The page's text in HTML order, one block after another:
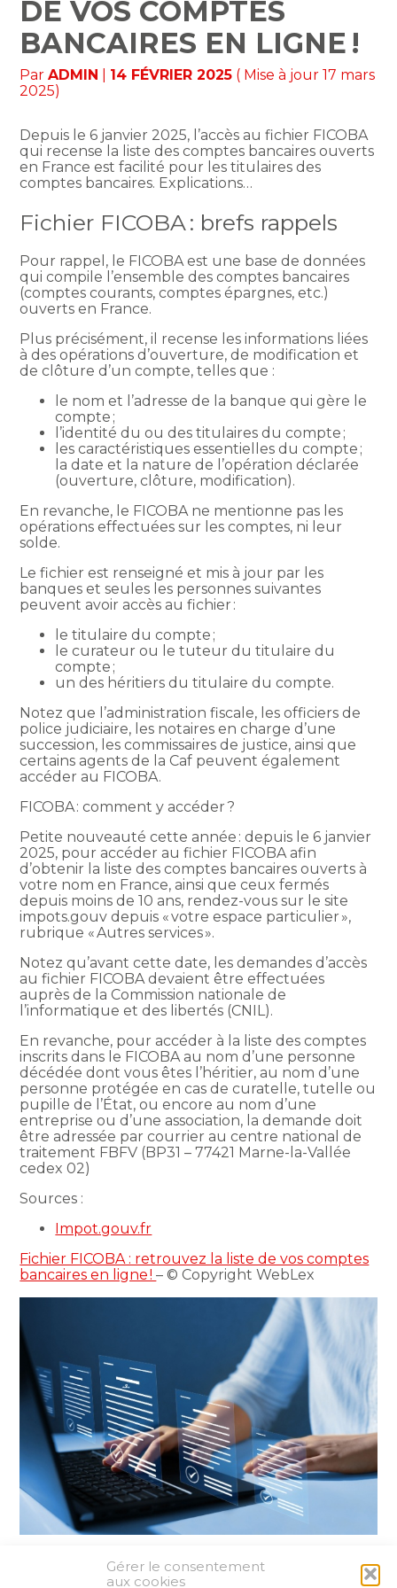
Gérer le consentement
aux cookies
DE VOS COMPTES
BANCAIRES EN LIGNE !
ParADMIN 14 FÉVRIER 2025 ( Mise à jour 17 mars
2025)
Depuis le 6 janvier 2025, l’accès au fichier FICOBA
qui recense la liste des comptes bancaires ouverts
en France est facilité pour les titulaires des
comptes bancaires. Explications…
Fichier FICOBA : brefs rappels
Pour rappel, le FICOBA est une base de données
qui compile l’ensemble des comptes bancaires
(comptes courants, comptes épargnes, etc.)
ouverts en France.
Plus précisément, il recense les informations liées
à des opérations d’ouverture, de modification et
de clôture d’un compte, telles que :
le nom et l’adresse de la banque qui gère le
compte ;
l’identité du ou des titulaires du compte ;
les caractéristiques essentielles du compte ;
la date et la nature de l’opération déclarée
(ouverture, clôture, modification).
En revanche, le FICOBA ne mentionne pas les
opérations effectuées sur les comptes, ni leur
solde.
Le fichier est renseigné et mis à jour par les
banques et seules les personnes suivantes
peuvent avoir accès au fichier :
le titulaire du compte ;
le curateur ou le tuteur du titulaire du
compte ;
un des héritiers du titulaire du compte.
Notez que l’administration fiscale, les officiers de
police judiciaire, les notaires en charge d’une
succession, les commissaires de justice, ainsi que
certains agents de la Caf peuvent également
accéder au FICOBA.
FICOBA : comment y accéder ?
Petite nouveauté cette année : depuis le 6 janvier
2025, pour accéder au fichier FICOBA afin
d’obtenir la liste des comptes bancaires ouverts à
votre nom en France, ainsi que ceux fermés
depuis moins de 10 ans, rendez-vous sur le site
impots.gouv depuis « votre espace particulier »,
rubrique « Autres services ».
Notez qu’avant cette date, les demandes d’accès
au fichier FICOBA devaient être effectuées
auprès de la Commission nationale de
l’informatique et des libertés (CNIL).
En revanche, pour accéder à la liste des comptes
inscrits dans le FICOBA au nom d’une personne
décédée dont vous êtes l’héritier, au nom d’une
personne protégée en cas de curatelle, tutelle ou
pupille de l’État, ou encore au nom d’une
entreprise ou d’une association, la demande doit
être adressée par courrier au centre national de
traitement FBFV (BP31 – 77421 Marne-la-Vallée
cedex 02)
Sources :
Impot.gouv.fr
Fichier FICOBA : retrouvez la liste de vos comptes
bancaires en ligne !– © Copyright WebLex